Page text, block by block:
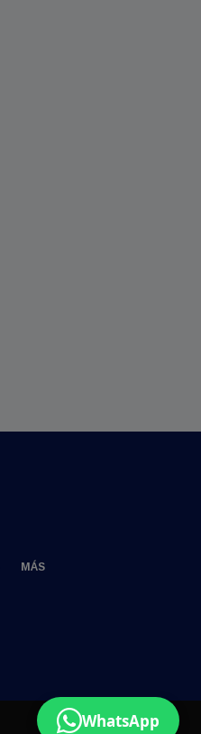
WhatsApp
MÁS